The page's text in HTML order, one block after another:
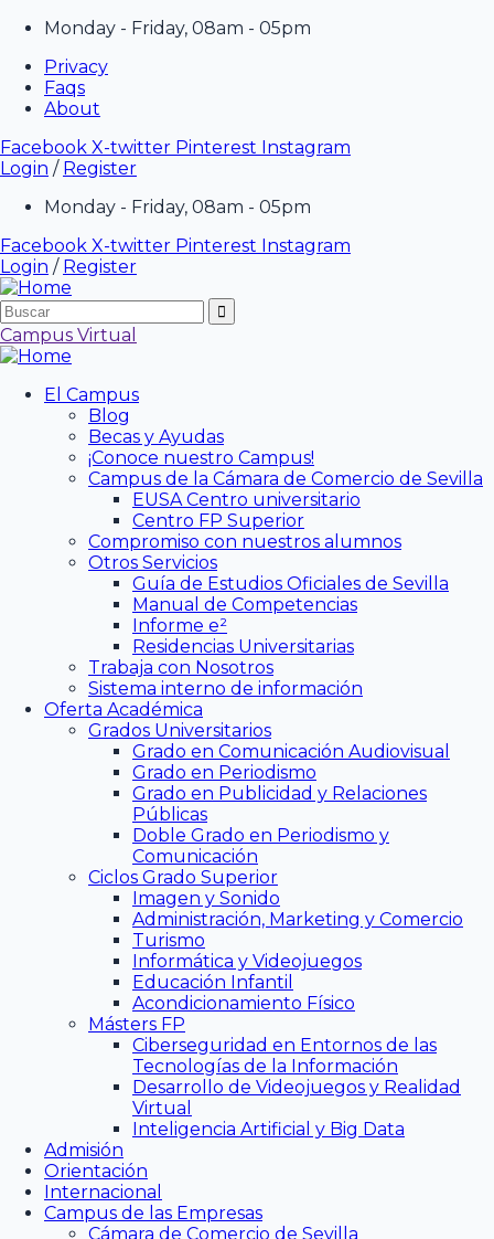
Monday - Friday, 08am - 05pm
Privacy
Faqs
About
Facebook X-twitter Pinterest Instagram
Login / Register
Monday - Friday, 08am - 05pm
Facebook X-twitter Pinterest Instagram
Login / Register
Campus Virtual
El Campus
Blog
Becas y Ayudas
¡Conoce nuestro Campus!
Campus de la Cámara de Comercio de Sevilla
EUSA Centro universitario
Centro FP Superior
Compromiso con nuestros alumnos
Otros Servicios
Guía de Estudios Oficiales de Sevilla
Manual de Competencias
Informe e²
Residencias Universitarias
Trabaja con Nosotros
Sistema interno de información
Oferta Académica
Grados Universitarios
Grado en Comunicación Audiovisual
Grado en Periodismo
Grado en Publicidad y Relaciones
Públicas
Doble Grado en Periodismo y
Comunicación
Ciclos Grado Superior
Imagen y Sonido
Administración, Marketing y Comercio
Turismo
Informática y Videojuegos
Educación Infantil
Acondicionamiento Físico
Másters FP
Ciberseguridad en Entornos de las
Tecnologías de la Información
Desarrollo de Videojuegos y Realidad
Virtual
Inteligencia Artificial y Big Data
Admisión
Orientación
Internacional
Campus de las Empresas
Cámara de Comercio de Sevilla